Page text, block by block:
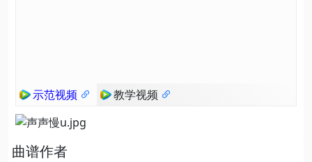
示范视频 教学视频
曲谱作者